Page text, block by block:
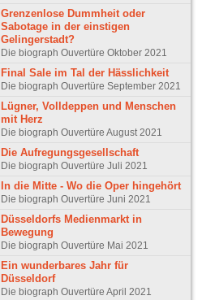
Grenzenlose Dummheit oder
Sabotage in der einstigen
Gelingerstadt?
Die biograph Ouvertüre Oktober 2021
Final Sale im Tal der Hässlichkeit
Die biograph Ouvertüre September 2021
Lügner, Volldeppen und Menschen
mit Herz
Die biograph Ouvertüre August 2021
Die Aufregungsgesellschaft
Die biograph Ouvertüre Juli 2021
In die Mitte - Wo die Oper hingehört
Die biograph Ouvertüre Juni 2021
Düsseldorfs Medienmarkt in
Bewegung
Die biograph Ouvertüre Mai 2021
Ein wunderbares Jahr für
Düsseldorf
Die biograph Ouvertüre April 2021